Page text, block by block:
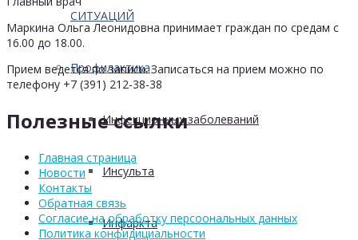
СИТУАЦИЙ
Профилактика
Инфекционных заболеваний
Инсульта
Инфаркта
Маркина Ольга Леонидовна принимает граждан по средам с
16.00 до 18.00.
Прием ведется по записи. Записаться на прием можно по
телефону +7 (391) 212-38-38
Полезные ссылки
Главная страница
Новости
Контакты
Обратная связь
Согласие на обработку персоональных данных
Политика конфидициальности